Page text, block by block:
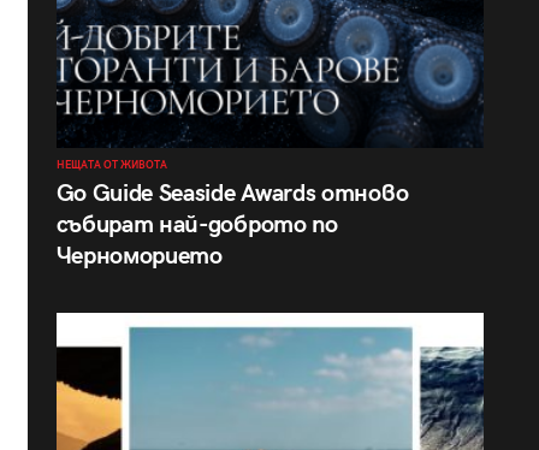
НЕЩАТА ОТ ЖИВОТА
Go Guide Seaside Awards отново
събират най-доброто по
Черноморието